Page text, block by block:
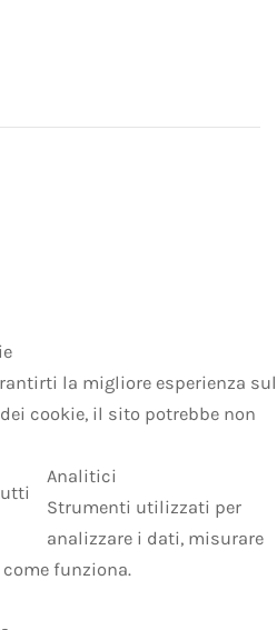
la migliore esperienza sul
cookie, il sito potrebbe non
Analitici
Strumenti utilizzati per
analizzare i dati, misurare
funziona.